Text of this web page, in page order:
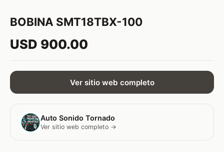
BOBINA SMT18TBX-100
USD 900.00
Ver sitio web completo
Auto Sonido Tornado
Ver sitio web completo →